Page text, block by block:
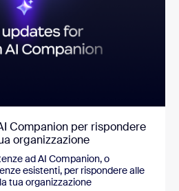
Companion per rispondere
organizzazione
ad AI Companion, o
esistenti, per rispondere alle
tua organizzazione